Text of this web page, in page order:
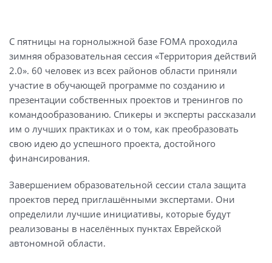
С пятницы на горнолыжной базе FOMA проходила
зимняя образовательная сессия «Территория действий
2.0». 60 человек из всех районов области приняли
участие в обучающей программе по созданию и
презентации собственных проектов и тренингов по
командообразованию. Спикеры и эксперты рассказали
им о лучших практиках и о том, как преобразовать
свою идею до успешного проекта, достойного
финансирования.
Завершением образовательной сессии стала защита
проектов перед приглашёнными экспертами. Они
определили лучшие инициативы, которые будут
реализованы в населённых пунктах Еврейской
автономной области.